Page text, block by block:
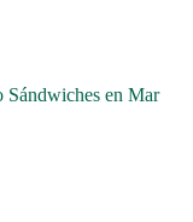
Sándwiches en Mar